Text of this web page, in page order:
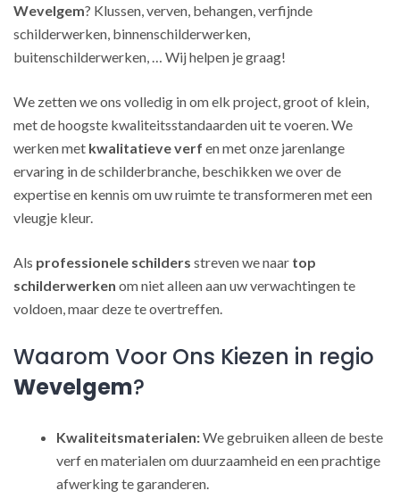
Wevelgem? Klussen, verven, behangen, verfijnde
schilderwerken, binnenschilderwerken,
buitenschilderwerken, … Wij helpen je graag!
We zetten we ons volledig in om elk project, groot of klein,
met de hoogste kwaliteitsstandaarden uit te voeren. We
werken met kwalitatieve verf en met onze jarenlange
ervaring in de schilderbranche, beschikken we over de
expertise en kennis om uw ruimte te transformeren met een
vleugje kleur.
Als professionele schilders streven we naar top
schilderwerken om niet alleen aan uw verwachtingen te
voldoen, maar deze te overtreffen.
Waarom Voor Ons Kiezen in regio
Wevelgem?
Kwaliteitsmaterialen:We gebruiken alleen de beste
verf en materialen om duurzaamheid en een prachtige
afwerking te garanderen.